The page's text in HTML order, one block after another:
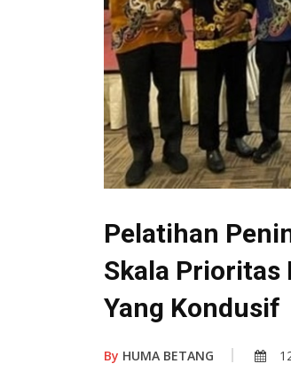
Pelatihan
Skala Prioritas
Yang Kondusif
By HUMA BETANG